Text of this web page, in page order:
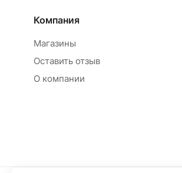
Компания
Магазины
Оставить отзыв
О компании